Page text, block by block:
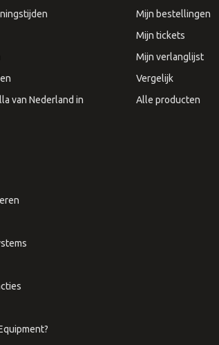
van Nederland in
Mijn bestellingen
Mijn tickets
Mijn verlanglijst
Vergelijk
Alle producten